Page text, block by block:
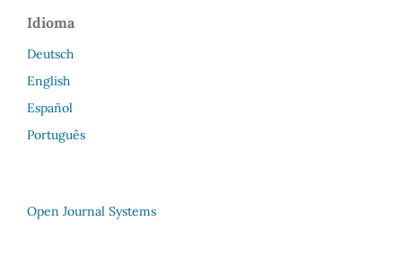
Idioma
Deutsch
English
Español
Português
Open Journal Systems